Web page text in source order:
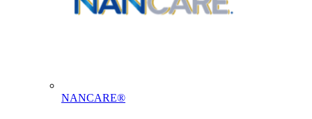
NANCARE®